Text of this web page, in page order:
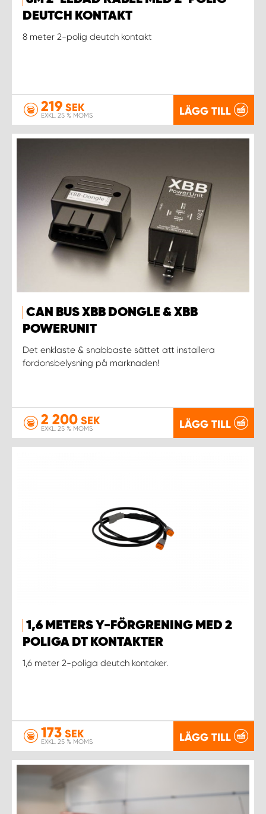
DEUTCH KONTAKT
8 meter 2-polig deutch kontakt
219 SEK
EXKL. 25 % MOMS LÄGG TILL
CAN BUS XBB DONGLE & XBB
POWERUNIT
Det enklaste & snabbaste sättet att installera
fordonsbelysning på marknaden!
2 200 SEK
EXKL. 25 % MOMS LÄGG TILL
1,6 METERS Y-FÖRGRENING MED 2
POLIGA DT KONTAKTER
1,6 meter 2-poliga deutch kontaker.
173 SEK
EXKL. 25 % MOMS LÄGG TILL
WORK SYSTEM SKELLEFTEÅ
WORK SYSTEM SUNDSVALL
WORK SYSTEM TRESTAD
WORK SYSTEM UMEÅ
WORK SYSTEM UPPSALA
WORK SYSTEM VARBERG
WORK SYSTEM VÄRNAMO
WORK SYSTEM VÄXJÖ